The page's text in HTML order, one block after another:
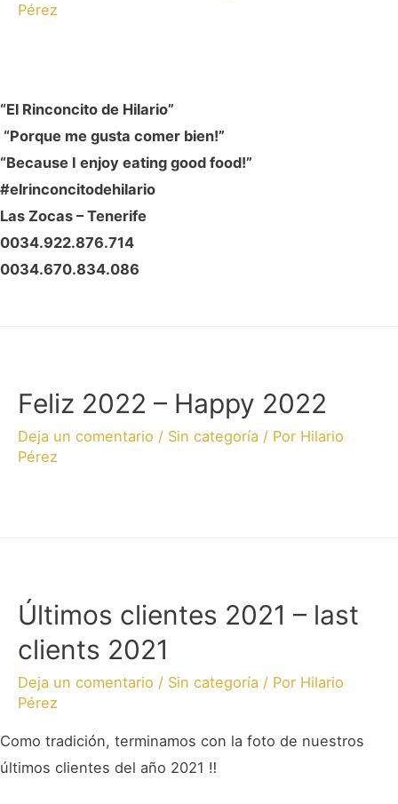
Pérez
“El Rinconcito de Hilario”
“Porque me gusta comer bien!”
“Because I enjoy eating good food!”
#elrinconcitodehilario
Las Zocas – Tenerife
0034.922.876.714
0034.670.834.086
Feliz 2022 – Happy 2022
Deja un comentario / Sin categoría / Por Hilario
Pérez
Últimos clientes 2021 – last
clients 2021
Deja un comentario / Sin categoría / Por Hilario
Pérez
Como tradición, terminamos con la foto de nuestros
últimos clientes del año 2021 ‼️